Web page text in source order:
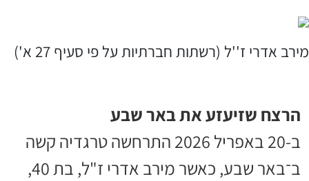
מירב אדרי ז''ל (רשתות חברתיות על פי סעיף 27 א')
הרצח שזיעזע את באר שבע
ב-20 באפריל 2026 התרחשה טרגדיה קשה
ב־באר שבע, כאשר מירב אדרי ז"ל, בת 40,